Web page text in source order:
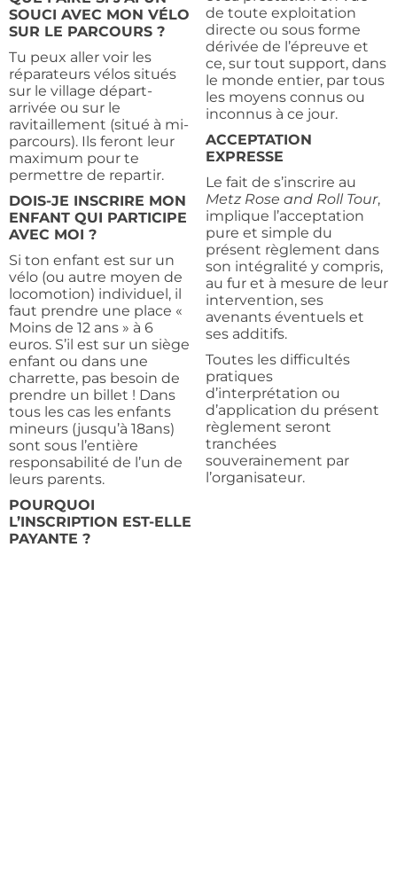
SOUCI AVEC MON VÉLO
SUR LE PARCOURS ?
Tu peux aller voir les
réparateurs vélos situés
sur le village départ-
arrivée ou sur le
ravitaillement (situé à mi-
parcours). Ils feront leur
maximum pour te
permettre de repartir.
DOIS-JE INSCRIRE MON
ENFANT QUI PARTICIPE
AVEC MOI ?
Si ton enfant est sur un
vélo (ou autre moyen de
locomotion) individuel, il
faut prendre une place «
Moins de 12 ans » à 6
euros. S’il est sur un siège
enfant ou dans une
charrette, pas besoin de
prendre un billet ! Dans
tous les cas les enfants
mineurs (jusqu’à 18ans)
sont sous l’entière
responsabilité de l’un de
leurs parents.
POURQUOI
L’INSCRIPTION EST-ELLE
PAYANTE ?
de toute exploitation
directe ou sous forme
dérivée de l’épreuve et
ce, sur tout support, dans
le monde entier, par tous
les moyens connus ou
inconnus à ce jour.
ACCEPTATION
EXPRESSE
Le fait de s’inscrire au
Metz Rose and Roll Tour,
implique l’acceptation
pure et simple du
présent règlement dans
son intégralité y compris,
au fur et à mesure de leur
intervention, ses
avenants éventuels et
ses additifs.
Toutes les difficultés
pratiques
d’interprétation ou
d’application du présent
règlement seront
tranchées
souverainement par
l’organisateur.